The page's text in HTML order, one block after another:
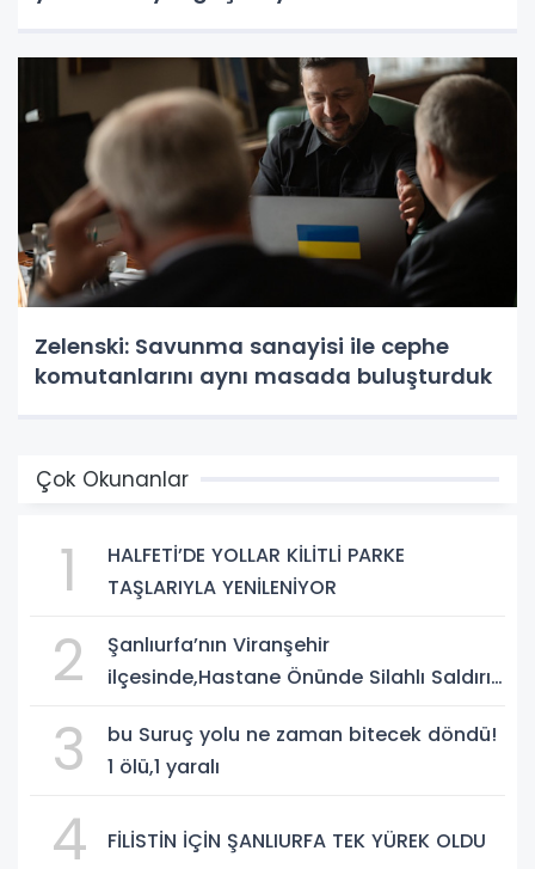
Zelenski: Savunma sanayisi ile cephe
komutanlarını aynı masada buluşturduk
Çok Okunanlar
1
HALFETİ’DE YOLLAR KİLİTLİ PARKE
TAŞLARIYLA YENİLENİYOR
2
Şanlıurfa’nın Viranşehir
ilçesinde,Hastane Önünde Silahlı Saldırı:
3
bu Suruç yolu ne zaman bitecek döndü!
1 ölü,1 yaralı
4 FİLİSTİN İÇİN ŞANLIURFA TEK YÜREK OLDU